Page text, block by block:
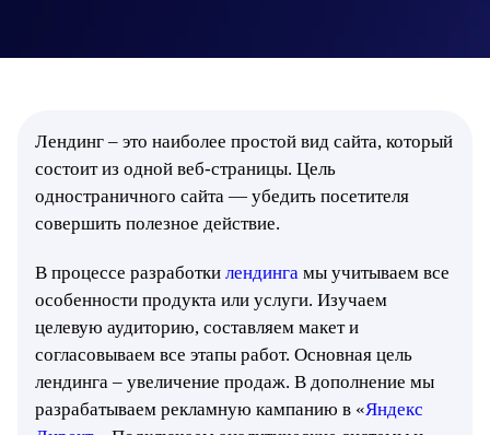
Лендинг – это наиболее простой вид сайта, который
состоит из одной веб-страницы. Цель
одностраничного сайта — убедить посетителя
совершить полезное действие.
В процессе разработки лендинга мы учитываем все
особенности продукта или услуги. Изучаем
целевую аудиторию, составляем макет и
согласовываем все этапы работ. Основная цель
лендинга – увеличение продаж. В дополнение мы
разрабатываем рекламную кампанию в «Яндекс